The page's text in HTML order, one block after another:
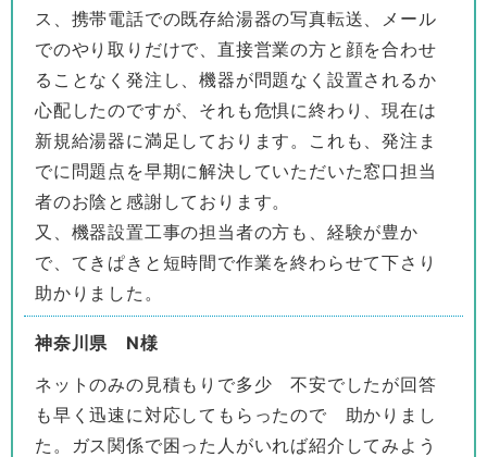
ス、携帯電話での既存給湯器の写真転送、メール
でのやり取りだけで、直接営業の方と顔を合わせ
ることなく発注し、機器が問題なく設置されるか
心配したのですが、それも危惧に終わり、現在は
新規給湯器に満足しております。これも、発注ま
でに問題点を早期に解決していただいた窓口担当
者のお陰と感謝しております。
又、機器設置工事の担当者の方も、経験が豊か
で、てきぱきと短時間で作業を終わらせて下さり
助かりました。
神奈川県 N様
ネットのみの見積もりで多少 不安でしたが回答
も早く迅速に対応してもらったので 助かりまし
た。ガス関係で困った人がいれば紹介してみよう